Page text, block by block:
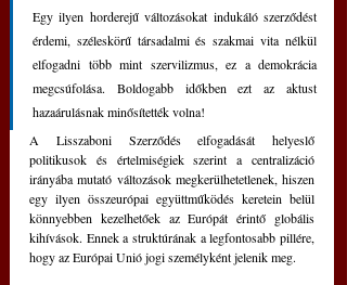
Egy ilyen horderejű változásokat indukáló szerződést
érdemi, széleskörű társadalmi és szakmai vita nélkül
elfogadni több mint szervilizmus, ez a demokrácia
megcsúfolása. Boldogabb időkben ezt az aktust
hazaárulásnak minősítették volna!
A Lisszaboni Szerződés elfogadását helyeslő
politikusok és értelmiségiek szerint a centralizáció
irányába mutató változások megkerülhetetlenek, hiszen
egy ilyen összeurópai együttműködés keretein belül
könnyebben kezelhetőek az Európát érintő globális
kihívások. Ennek a struktúrának a legfontosabb pillére,
hogy az Európai Unió jogi személyként jelenik meg.